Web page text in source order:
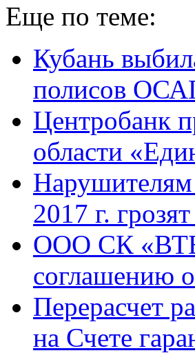
Еще по теме:
Кубань
полисов
Центробанк
области
Нарушителям
2017 г.
ООО СК «ВТБ
соглашению
Перерасчет
на Счете